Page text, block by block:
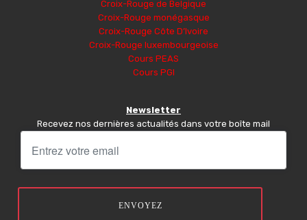
Croix-Rouge de Belgique
Croix-Rouge monégasque
Croix-Rouge Côte D’Ivoire
Croix-Rouge luxembourgeoise
Cours PEAS
Cours PGI
Newsletter
Recevez nos dernières actualités dans votre boîte mail
ENVOYEZ